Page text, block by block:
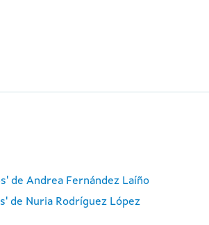
de Andrea Fernández Laíño
de Nuria Rodríguez López